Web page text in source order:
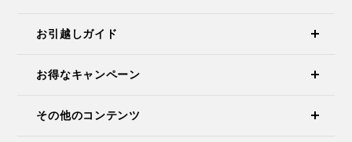
お引越しガイド
お得なキャンペーン
その他のコンテンツ